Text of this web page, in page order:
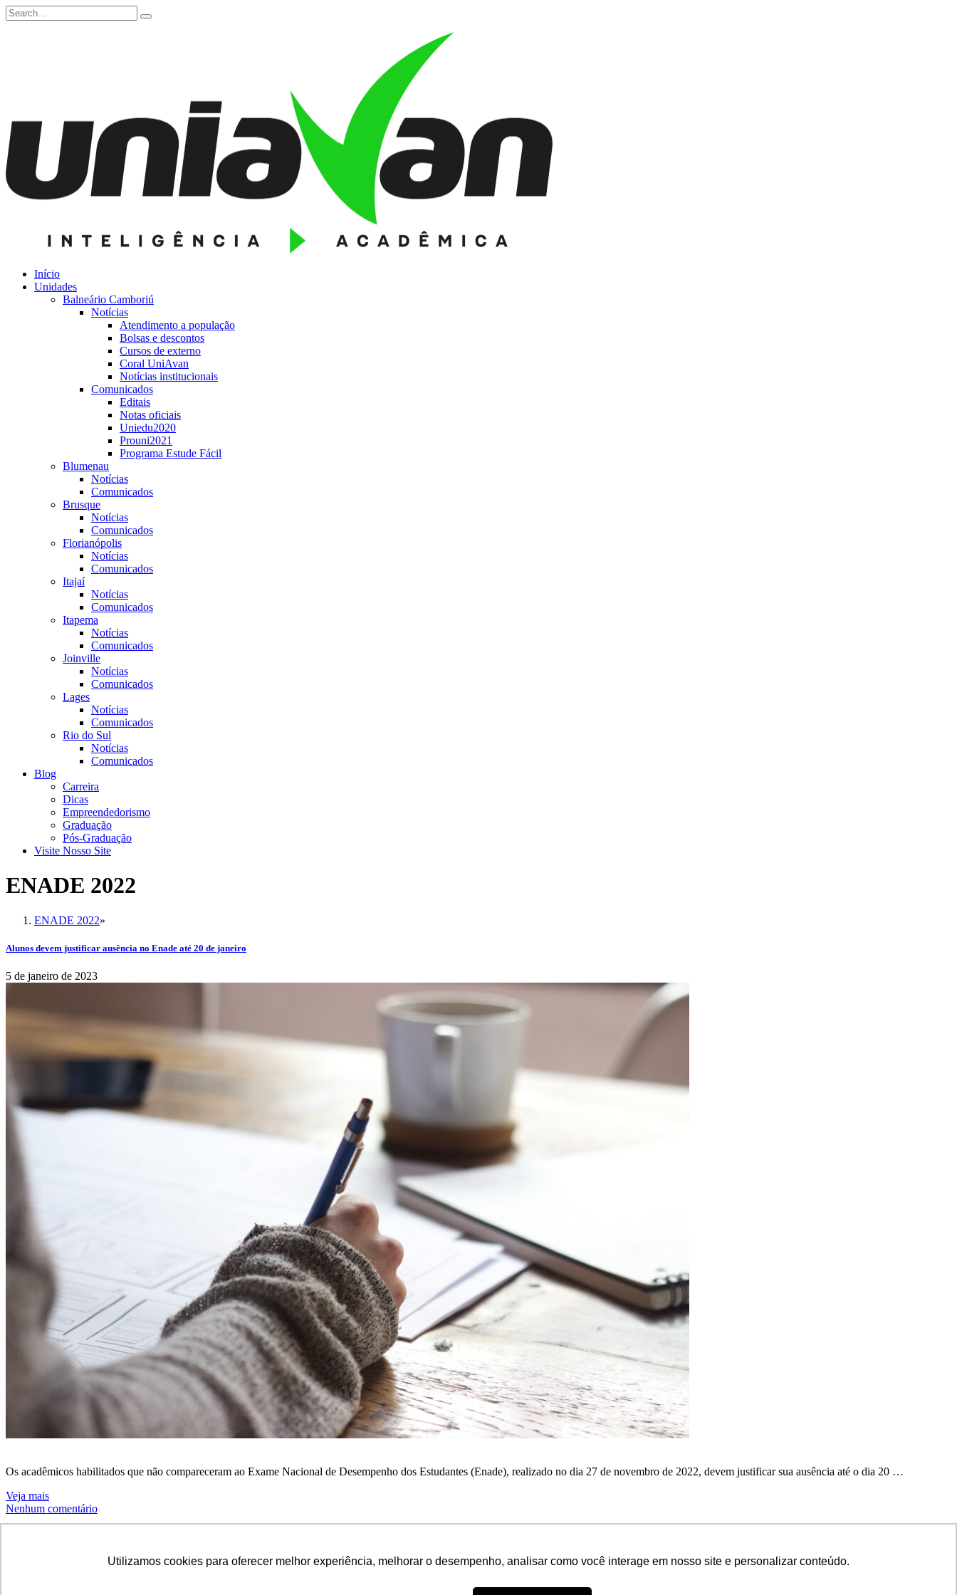
Utilizamos cookies para oferecer melhor experiência, melhorar o desempenho, analisar como você interage em nosso site e personalizar conteúdo.
Início
Unidades
Balneário Camboriú
Notícias
Atendimento a população
Bolsas e descontos
Cursos de externo
Coral UniAvan
Notícias institucionais
Comunicados
Editais
Notas oficiais
Uniedu2020
Prouni2021
Programa Estude Fácil
Blumenau
Notícias
Comunicados
Brusque
Notícias
Comunicados
Florianópolis
Notícias
Comunicados
Itajaí
Notícias
Comunicados
Itapema
Notícias
Comunicados
Joinville
Notícias
Comunicados
Lages
Notícias
Comunicados
Rio do Sul
Notícias
Comunicados
Blog
Carreira
Dicas
Empreendedorismo
Graduação
Pós-Graduação
Visite Nosso Site
ENADE 2022
ENADE 2022»
Alunos devem justificar ausência no Enade até 20 de janeiro
5 de janeiro de 2023
Os acadêmicos habilitados que não compareceram ao Exame Nacional de Desempenho dos Estudantes (Enade), realizado no dia 27 de novembro de 2022, devem justificar sua ausência até o dia 20 …
Veja mais
Nenhum comentário